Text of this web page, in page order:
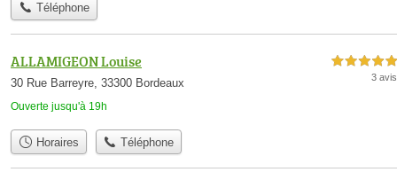
Téléphone
ALLAMIGEON Louise
30 Rue Barreyre, 33300 Bordeaux
Ouverte jusqu'à 19h
5,0 étoiles sur 5
3 avis
Horaires Téléphone